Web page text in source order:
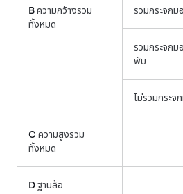
Bความกว้างรวม
ทั้งหมด
รวมกระจกม
รวมกระจกม
พับ
ไม่รวมกระจ
C ความสูงรวม
ทั้งหมด
Dฐานล้อ